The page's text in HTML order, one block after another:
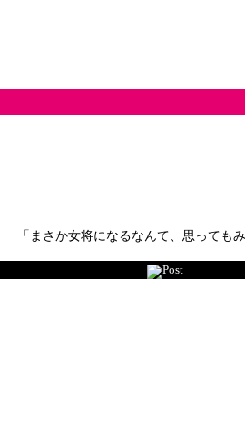
まさか女将になるなんて、思っても
Post